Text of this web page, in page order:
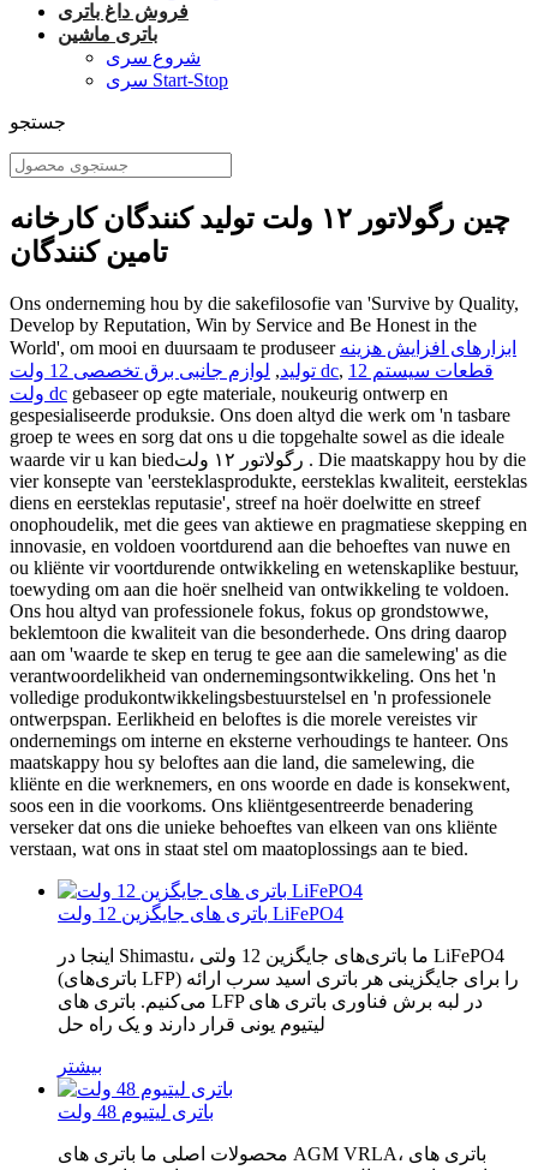
فروش داغ باتری
باتری ماشین
شروع سری
سری Start-Stop
جستجو
چین رگولاتور ۱۲ ولت تولید کنندگان کارخانه
تامین کنندگان
Ons onderneming hou by die sakefilosofie van 'Survive by Quality,
Develop by Reputation, Win by Service and Be Honest in the
World', om mooi en duursaam te produseer ابزارهای افزایش هزینه
تولید, لوازم جانبی برق تخصصی 12 ولت dc, قطعات سیستم 12
ولت dc gebaseer op egte materiale, noukeurig ontwerp en
gespesialiseerde produksie. Ons doen altyd die werk om 'n tasbare
groep te wees en sorg dat ons u die topgehalte sowel as die ideale
waarde vir u kan biedرگولاتور ۱۲ ولت . Die maatskappy hou by die
vier konsepte van 'eersteklasprodukte, eersteklas kwaliteit, eersteklas
diens en eersteklas reputasie', streef na hoër doelwitte en streef
onophoudelik, met die gees van aktiewe en pragmatiese skepping en
innovasie, en voldoen voortdurend aan die behoeftes van nuwe en
ou kliënte vir voortdurende ontwikkeling en wetenskaplike bestuur,
toewyding om aan die hoër snelheid van ontwikkeling te voldoen.
Ons hou altyd van professionele fokus, fokus op grondstowwe,
beklemtoon die kwaliteit van die besonderhede. Ons dring daarop
aan om 'waarde te skep en terug te gee aan die samelewing' as die
verantwoordelikheid van ondernemingsontwikkeling. Ons het 'n
volledige produkontwikkelingsbestuurstelsel en 'n professionele
ontwerpspan. Eerlikheid en beloftes is die morele vereistes vir
ondernemings om interne en eksterne verhoudings te hanteer. Ons
maatskappy hou sy beloftes aan die land, die samelewing, die
kliënte en die werknemers, en ons woorde en dade is konsekwent,
soos een in die voorkoms. Ons kliëntgesentreerde benadering
verseker dat ons die unieke behoeftes van elkeen van ons kliënte
verstaan, wat ons in staat stel om maatoplossings aan te bied.
باتری های جایگزین 12 ولت LiFePO4
اینجا در Shimastu، ما باتری‌های جایگزین 12 ولتی LiFePO4
(باتری‌های LFP) را برای جایگزینی هر باتری اسید سرب ارائه
می‌کنیم. باتری های LFP در لبه برش فناوری باتری های
لیتیوم یونی قرار دارند و یک راه حل
بیشتر
باتری لیتیوم 48 ولت
محصولات اصلی ما باتری های AGM VRLA، باتری های